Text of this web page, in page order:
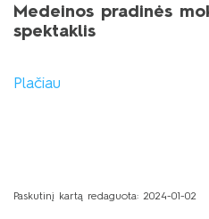
Medeinos pradinės
spektaklis
Plačiau
Paskutinį kartą redaguota: 2024-01-02